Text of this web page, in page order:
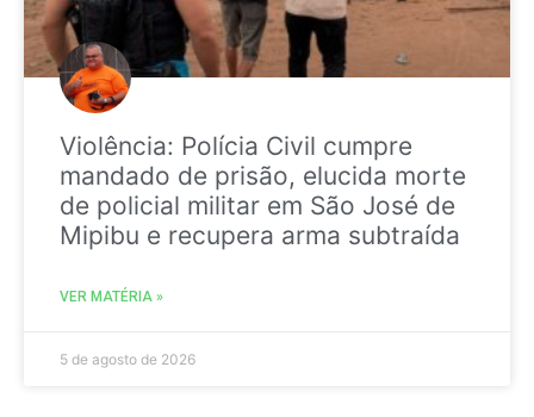
Violência: Polícia Civil cumpre
mandado de prisão, elucida morte
de policial militar em São José de
Mipibu e recupera arma subtraída
VER MATÉRIA »
5 de agosto de 2026